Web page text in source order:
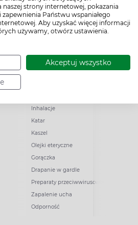
naszej strony internetowej, pokazania
Państwu wspaniałego
Aby uzyskać więcej informacji
używamy, otwórz ustawienia.
Akceptuj wszystko
Przeziębienie i grypa
Inhalacje
Katar
Kaszel
Olejki eteryczne
Gorączka
Drapanie w gardle
Preparaty przeciwwirusowe
Zapalenie ucha
Odporność